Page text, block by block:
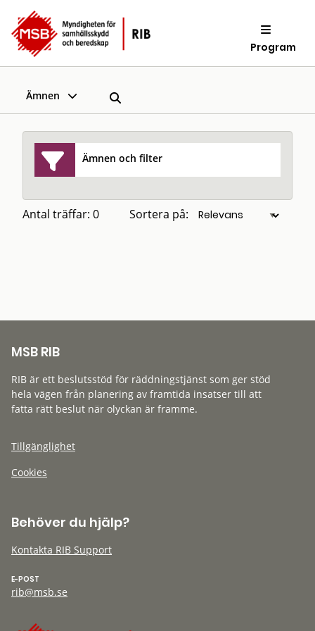
Program
Ämnen
Ämnen och filter
Antal träffar: 0 Sortera på:
MSB RIB
RIB är ett beslutsstöd för räddningstjänst som ger stöd
hela vägen från planering av framtida insatser till att
fatta rätt beslut när olyckan är framme.
Tillgänglighet
Cookies
Behöver du hjälp?
Kontakta RIB Support
E-POST
rib@msb.se